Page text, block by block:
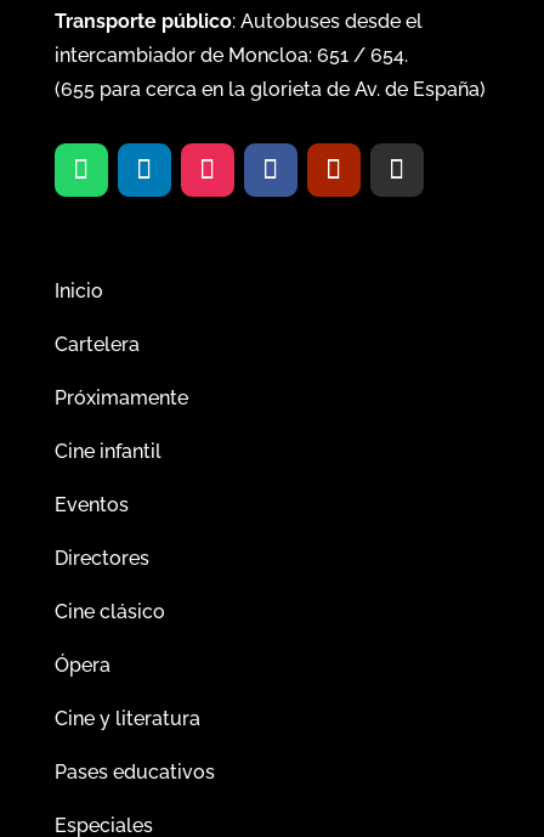
Transporte público: Autobuses desde el
intercambiador de Moncloa: 651/ 654.
(655para cerca en la glorieta de Av. de España)
Inicio
Cartelera
Próximamente
Cine infantil
Eventos
Directores
Cine clásico
Ópera
Cine y literatura
Pases educativos
Especiales